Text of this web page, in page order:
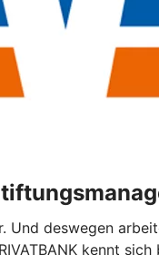
Und deswegen
kennt